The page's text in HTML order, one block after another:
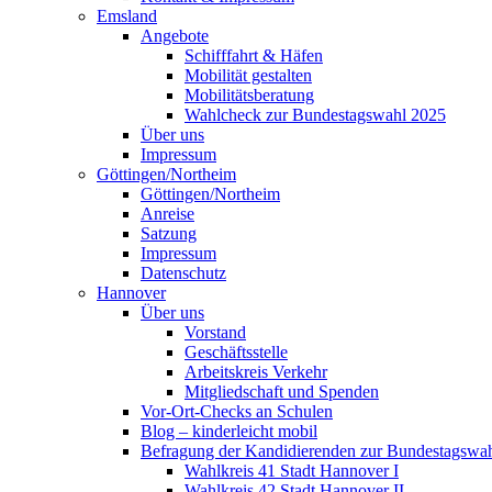
Emsland
Angebote
Schifffahrt & Häfen
Mobilität gestalten
Mobilitätsberatung
Wahlcheck zur Bundestagswahl 2025
Über uns
Impressum
Göttingen/Northeim
Göttingen/Northeim
Anreise
Satzung
Impressum
Datenschutz
Hannover
Über uns
Vorstand
Geschäftsstelle
Arbeitskreis Verkehr
Mitgliedschaft und Spenden
Vor-Ort-Checks an Schulen
Blog – kinderleicht mobil
Befragung der Kandidierenden zur
Wahlkreis 41 Stadt Hannover I